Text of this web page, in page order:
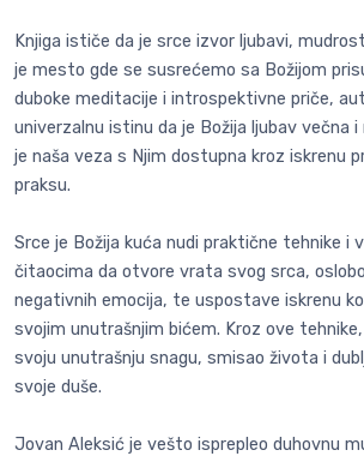
Knjiga ističe da je srce izvor ljubavi,
je mesto gde se susrećemo sa Božijom
duboke meditacije i introspektivne priče,
univerzalnu istinu da je Božija ljubav večna
je naša veza s Njim dostupna kroz iskrenu
praksu.
Srce je Božija kuća nudi praktične tehnike i
čitaocima da otvore vrata svog srca,
negativnih emocija, te uspostave iskrenu
svojim unutrašnjim bićem. Kroz ove
svoju unutrašnju snagu, smisao života i
svoje duše.
Jovan Aleksić je vešto isprepleo duhovnu